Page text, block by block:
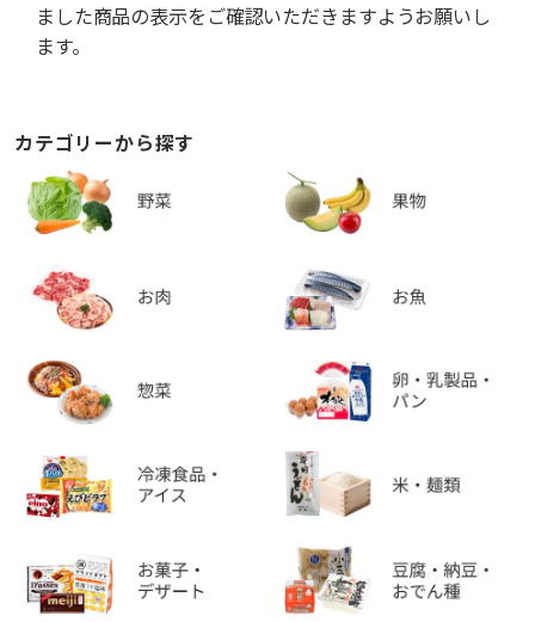
ました商品の表示をご確認いただきますようお願いし
ます。
カテゴリーから探す